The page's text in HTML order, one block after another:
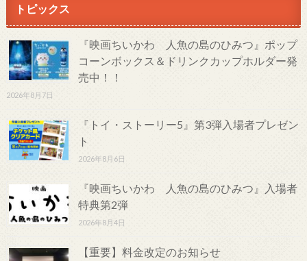
トピックス
『映画ちいかわ 人魚の島のひみつ』ポップ
コーンボックス＆ドリンクカップホルダー発
売中！！
2026年8月7日
『トイ・ストーリー5』第3弾入場者プレゼン
ト
2026年8月6日
『映画ちいかわ 人魚の島のひみつ』入場者
特典第2弾
2026年8月4日
【重要】料金改定のお知らせ